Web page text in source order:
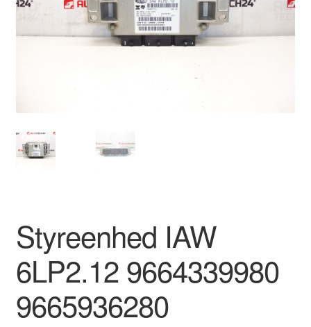
Kurv
Om os
Styreenhed IAW
6LP2.12 9664339980
9665936280